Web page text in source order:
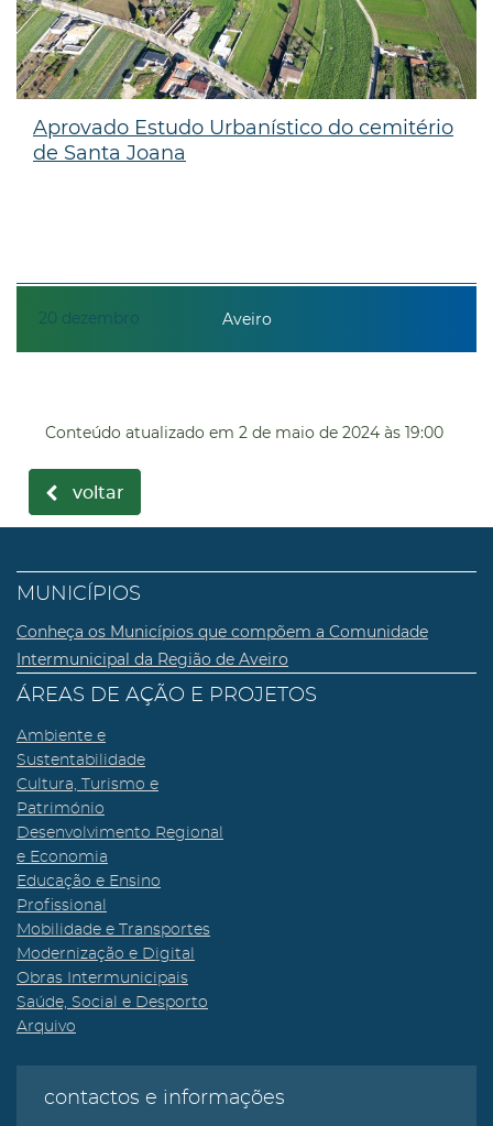
20 dezembro
Aprovado Estudo Urbanístico do cemitério
de Santa Joana
Aveiro
Conteúdo atualizado em 2 de maio de 2024 às 19:00
voltar
MUNICÍPIOS
Conheça os Municípios que compõem a Comunidade
Intermunicipal da Região de Aveiro
ÁREAS DE AÇÃO E PROJETOS
Ambiente e
Sustentabilidade
Cultura, Turismo e
Património
Desenvolvimento Regional
e Economia
Educação e Ensino
Profissional
Mobilidade e Transportes
Modernização e Digital
Obras Intermunicipais
Saúde, Social e Desporto
Arquivo
contactos e informações